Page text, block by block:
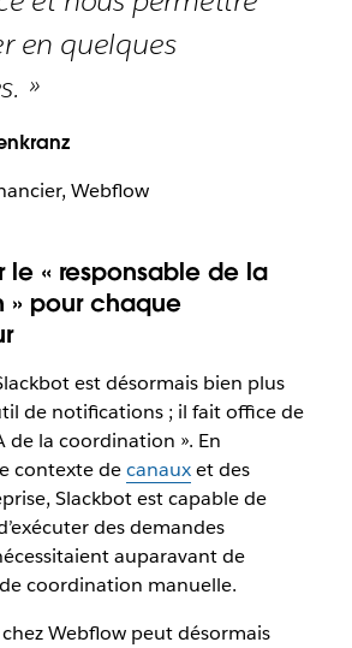
en quelques
»
Webflow
le « responsable de la
» pour chaque
est désormais bien plus
de notifications ; il fait office de
de la coordination ». En
contexte decanauxet des
Slackbot est capable de
des demandes
auparavant de
coordination manuelle.
Webflow peut désormais